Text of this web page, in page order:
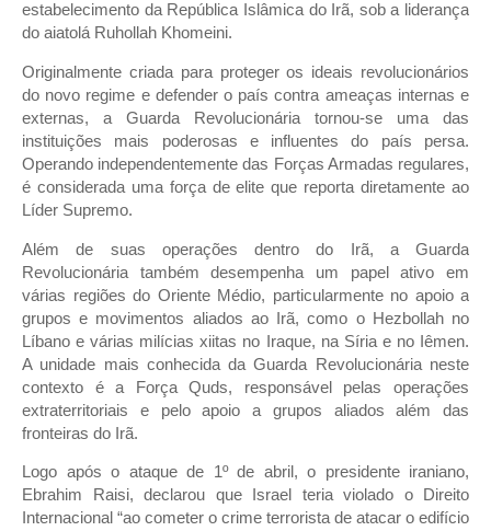
estabelecimento da República Islâmica do Irã, sob a liderança
do aiatolá Ruhollah Khomeini.
Originalmente criada para proteger os ideais revolucionários
do novo regime e defender o país contra ameaças internas e
externas, a Guarda Revolucionária tornou-se uma das
instituições mais poderosas e influentes do país persa.
Operando independentemente das Forças Armadas regulares,
é considerada uma força de elite que reporta diretamente ao
Líder Supremo.
Além de suas operações dentro do Irã, a Guarda
Revolucionária também desempenha um papel ativo em
várias regiões do Oriente Médio, particularmente no apoio a
grupos e movimentos aliados ao Irã, como o Hezbollah no
Líbano e várias milícias xiitas no Iraque, na Síria e no Iêmen.
A unidade mais conhecida da Guarda Revolucionária neste
contexto é a Força Quds, responsável pelas operações
extraterritoriais e pelo apoio a grupos aliados além das
fronteiras do Irã.
Logo após o ataque de 1º de abril, o presidente iraniano,
Ebrahim Raisi, declarou que Israel teria violado o Direito
Internacional “ao cometer o crime terrorista de atacar o edifício